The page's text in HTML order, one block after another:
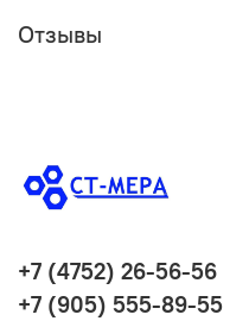
Отзывы
+7 (4752) 26-56-56
+7 (905) 555-89-55